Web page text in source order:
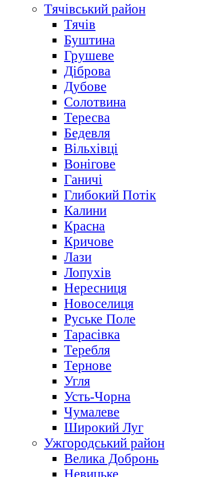
Тячівський район
Тячів
Буштина
Грушеве
Діброва
Дубове
Солотвина
Тересва
Бедевля
Вільхівці
Вонігове
Ганичі
Глибокий Потік
Калини
Красна
Кричове
Лази
Лопухів
Нересниця
Новоселиця
Руське Поле
Тарасівка
Теребля
Тернове
Угля
Усть-Чорна
Чумалеве
Широкий Луг
Ужгородський район
Велика Добронь